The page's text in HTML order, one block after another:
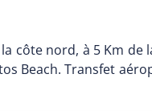
côte nord, à 5 Km de
Beach. Transfet